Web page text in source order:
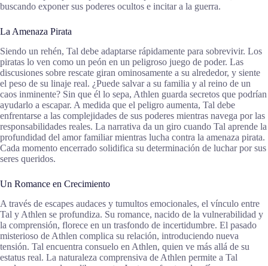
buscando exponer sus poderes ocultos e incitar a la guerra.
La Amenaza Pirata
Siendo un rehén, Tal debe adaptarse rápidamente para sobrevivir. Los
piratas lo ven como un peón en un peligroso juego de poder. Las
discusiones sobre rescate giran ominosamente a su alrededor, y siente
el peso de su linaje real. ¿Puede salvar a su familia y al reino de un
caos inminente? Sin que él lo sepa, Athlen guarda secretos que podrían
ayudarlo a escapar. A medida que el peligro aumenta, Tal debe
enfrentarse a las complejidades de sus poderes mientras navega por las
responsabilidades reales. La narrativa da un giro cuando Tal aprende la
profundidad del amor familiar mientras lucha contra la amenaza pirata.
Cada momento encerrado solidifica su determinación de luchar por sus
seres queridos.
Un Romance en Crecimiento
A través de escapes audaces y tumultos emocionales, el vínculo entre
Tal y Athlen se profundiza. Su romance, nacido de la vulnerabilidad y
la comprensión, florece en un trasfondo de incertidumbre. El pasado
misterioso de Athlen complica su relación, introduciendo nueva
tensión. Tal encuentra consuelo en Athlen, quien ve más allá de su
estatus real. La naturaleza comprensiva de Athlen permite a Tal